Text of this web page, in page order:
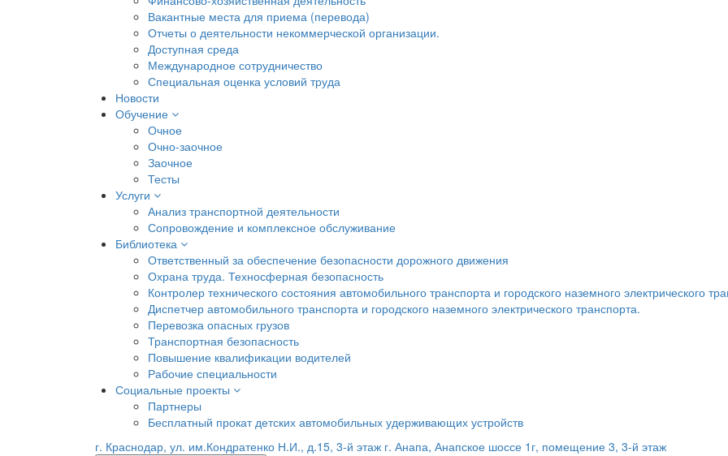
Вакантные места для приема (перевода)
Отчеты о деятельности некоммерческой организации.
Доступная среда
Международное сотрудничество
Специальная оценка условий труда
Новости
Обучение
Очное
Очно-заочное
Заочное
Тесты
Услуги
Анализ транспортной деятельности
Сопровождение и комплексное обслуживание
Библиотека
Ответственный за обеспечение безопасности дорожного движения
Охрана труда. Техносферная безопасность
Контролер технического состояния автомобильного транспорта и городского наземного электрического
Диспетчер автомобильного транспорта и городского наземного электрического транспорта.
Перевозка опасных грузов
Транспортная безопасность
Повышение квалификации водителей
Рабочие специальности
Социальные проекты
Партнеры
Бесплатный прокат детских автомобильных удерживающих устройств
г. Краснодар, ул. им.Кондратенко Н.И., д.15, 3-й этаж г. Анапа, Анапское шоссе 1г, помещение 3, 3-й этаж